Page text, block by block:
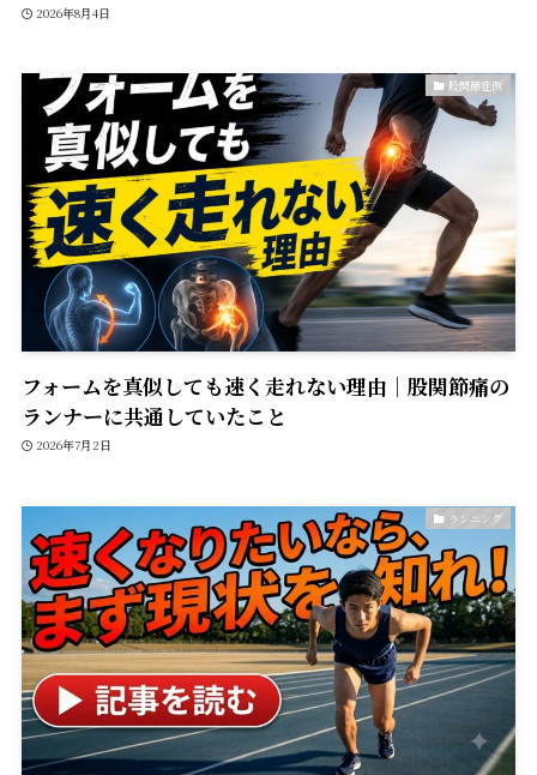
2026年8月4日
股関節症例
フォームを真似しても速く走れない理由｜股関節痛の
ランナーに共通していたこと
2026年7月2日
ランニング